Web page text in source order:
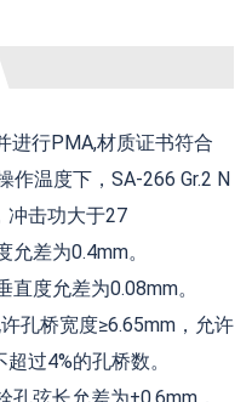
进行PMA,材质证书符合
作温度下，SA-266 Gr.2 N
冲击功大于27
差为0.4mm。
度允差为0.08mm。
孔桥宽度≥6.65mm，允许
过4%的孔桥数。